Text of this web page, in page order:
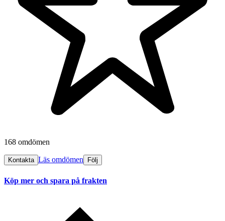
168 omdömen
Kontakta Läs omdömen Följ
Köp mer och spara på frakten